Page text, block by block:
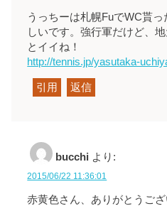
うっちーは札幌FuでWC貰
しいです。強行軍だけど、
とイイね！
http://tennis.jp/yasutaka-
引用 返信
bucchi より:
2015/06/22 11:36:01
赤黄色さん、ありがとうご